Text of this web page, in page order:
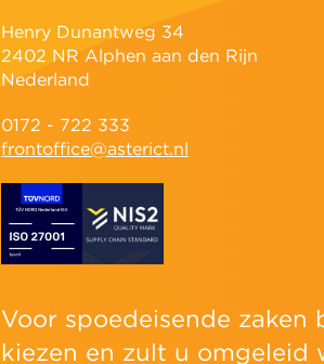
Henry Dunantweg 34
2402 NR Alphen aan den Rijn
Nederland
0172 - 722 333
frontoffice@asterict.nl
Voor spoedeisende
kiezen en zult u omgeleid